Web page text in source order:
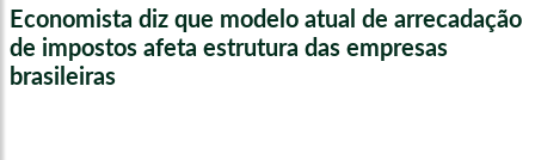
Economista diz que modelo atual de arrecadação
de impostos afeta estrutura das empresas
brasileiras